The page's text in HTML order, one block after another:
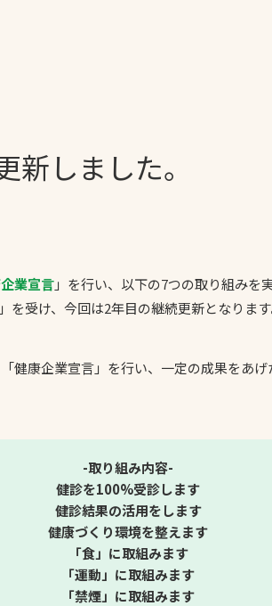
暑さ対策
施工・管理実績一覧
しました。
業宣言」を行い、以下の7つの取り組みを
受け、今回は2年目の継続更新となります
健康企業宣言」を行い、一定の成果をあ
-取り組み内容-
健診を100%受診します
健診結果の活用をします
健康づくり環境を整えます
「食」に取組みます
「運動」に取組みます
「禁煙」に取組みます